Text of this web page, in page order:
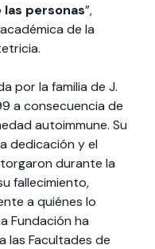
personas”,
de la
por la familia de J.
a consecuencia de
autoimmune. Su
dedicación y el
durante la
fallecimiento,
a quiénes lo
Fundación ha
las Facultades de